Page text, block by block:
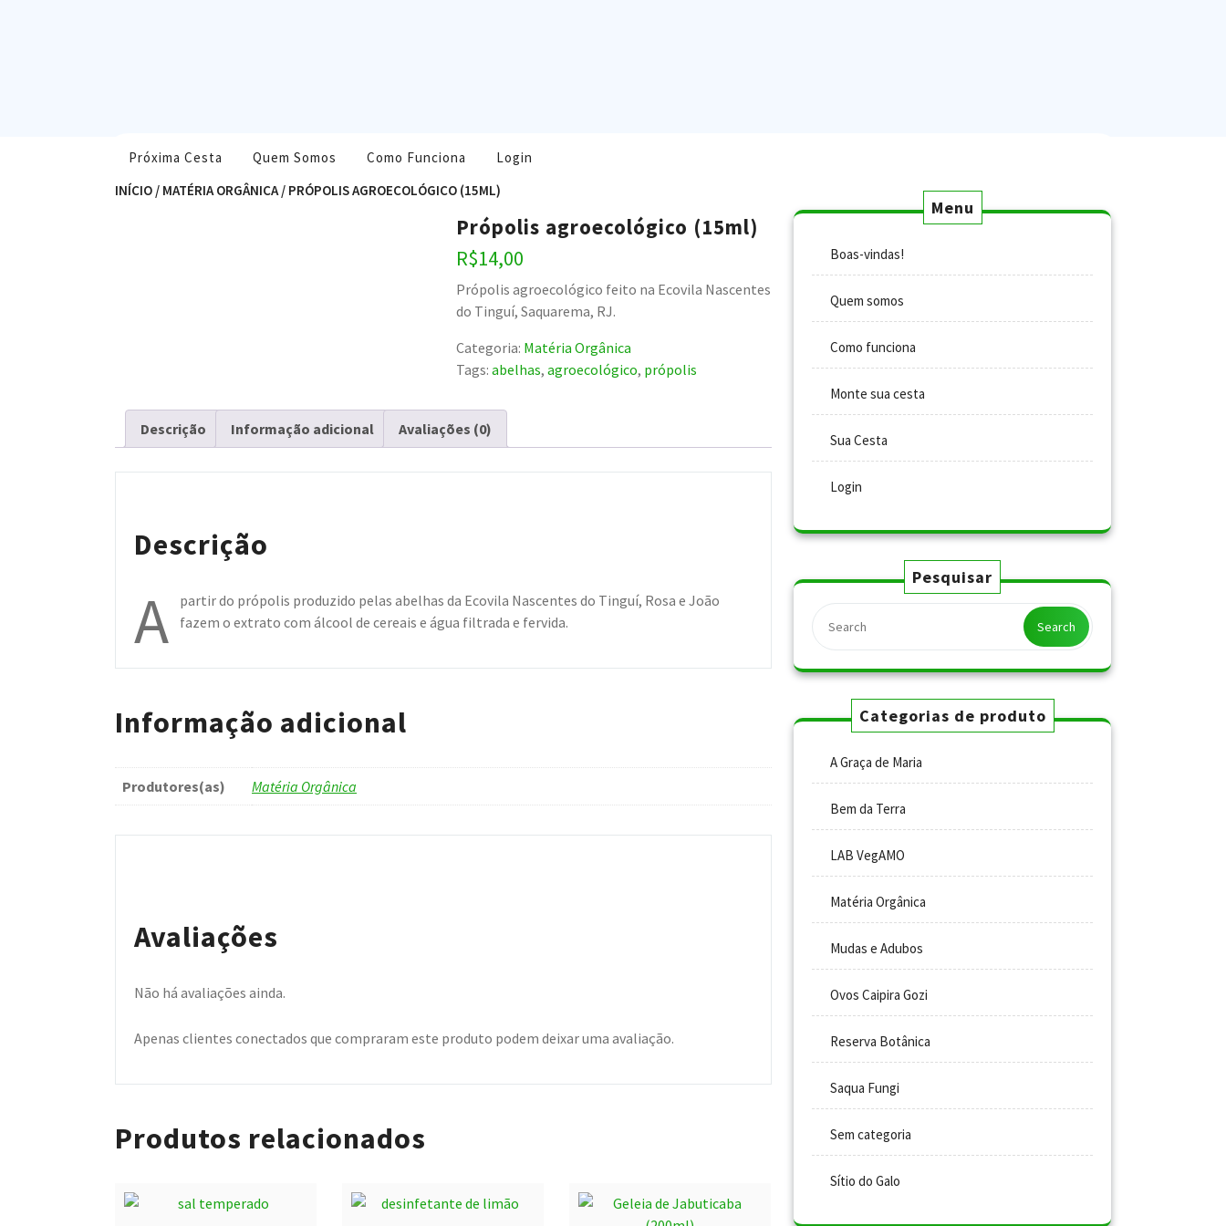
Próxima Cesta Quem Somos Como Funciona
Login
INÍCIO / MATÉRIA ORGÂNICA/ PRÓPOLIS AGROECOLÓGICO (15ML)
Própolis agroecológico (15ml)
R$14,00
Própolis agroecológico feito na Ecovila Nascentes
do Tinguí, Saquarema, RJ.
Categoria: Matéria Orgânica
Tags:abelhas,agroecológico, própolis
Descrição Informação adicional Avaliações (0)
Descrição
A
partir do própolis produzido pelas abelhas da Ecovila Nascentes do Tinguí, Rosa e João
fazem o extrato com álcool de cereais e água filtrada e fervida.
Informação adicional
Produtores(as) Matéria Orgânica
Avaliações
Não há avaliações ainda.
Apenas clientes conectados que compraram este produto podem deixar uma avaliação.
Produtos relacionados
Menu
Boas-vindas!
Quem somos
Como funciona
Monte sua cesta
Sua Cesta
Login
Pesquisar
Search
Categorias de produto
A Graça de Maria
Bem da Terra
LAB VegAMO
Matéria Orgânica
Mudas e Adubos
Ovos Caipira Gozi
Reserva Botânica
Saqua Fungi
Sem categoria
Sítio do Galo